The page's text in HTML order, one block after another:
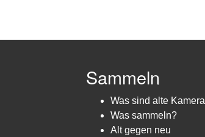
Sammeln
Was sind alte
Was sammeln?
Alt gegen neu